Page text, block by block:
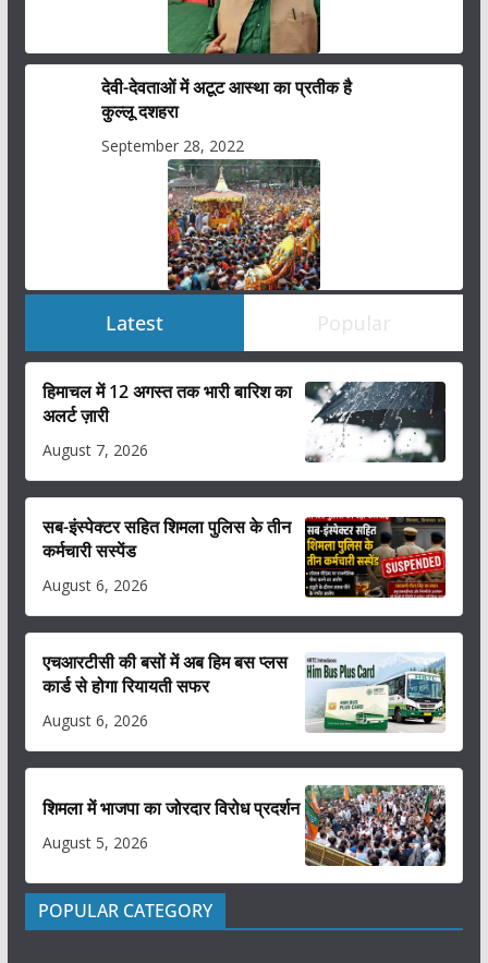
देवी-देवताओं में अटूट आस्था का प्रतीक है
कुल्लू दशहरा
September 28, 2022
Latest Popular
हिमाचल में 12 अगस्त तक भारी बारिश का
अलर्ट ज़ारी
August 7, 2026
सब-इंस्पेक्टर सहित शिमला पुलिस के तीन
कर्मचारी सस्पेंड
August 6, 2026
एचआरटीसी की बसों में अब हिम बस प्लस
कार्ड से होगा रियायती सफर
August 6, 2026
शिमला में भाजपा का जोरदार विरोध प्रदर्शन
August 5, 2026
POPULAR CATEGORY